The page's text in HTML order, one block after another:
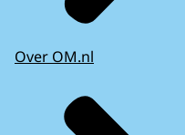
Over OM.nl